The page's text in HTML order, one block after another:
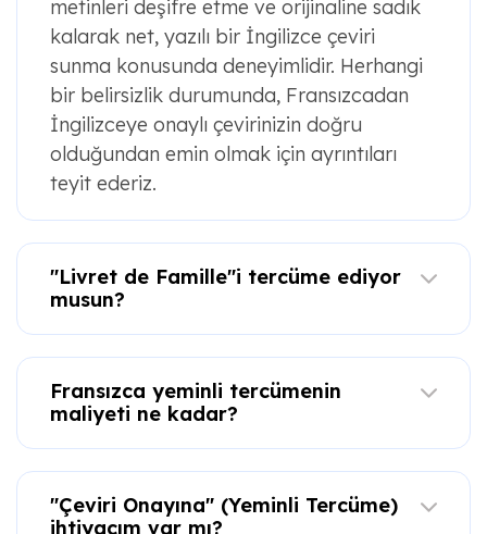
kalarak net, yazılı bir İngilizce çeviri
sunma konusunda deneyimlidir. Herhangi
bir belirsizlik durumunda, Fransızcadan
İngilizceye onaylı çevirinizin doğru
olduğundan emin olmak için ayrıntıları
teyit ederiz.
musun?
maliyeti ne kadar?
ihtiyacım var mı?